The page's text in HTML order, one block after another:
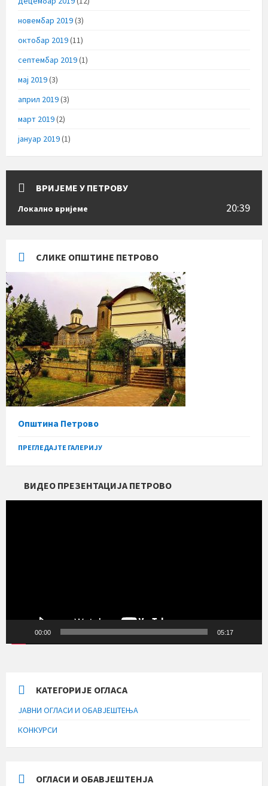
новембар 2019(3)
октобар 2019(11)
септембар 2019(1)
мај 2019(3)
април 2019(3)
март 2019(2)
јануар 2019(1)
ВРИЈЕМЕ У ПЕТРОВУ
Локално вријеме 20:39
СЛИКЕ ОПШТИНЕ ПЕТРОВО
Општина Петрово
ПРЕГЛЕДАЈТЕ ГАЛЕРИЈУ
ВИДЕО ПРЕЗЕНТАЦИЈА ПЕТРОВО
00:00 05:17
КАТЕГОРИЈЕ ОГЛАСА
ЈАВНИ ОГЛАСИ И ОБАВЈЕШТЕЊА
КОНКУРСИ
ОГЛАСИ И ОБАВЈЕШТЕНЈА